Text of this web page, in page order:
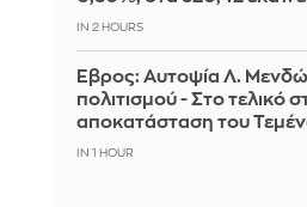
IN 2 HOURS
Έβρος: Αυτοψία Λ.
πολιτισμού - Στο τελικό
αποκατάσταση του
IN 1 HOUR